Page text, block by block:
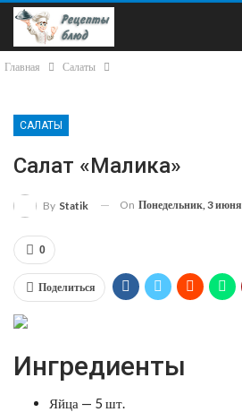
Главная Салаты
САЛАТЫ
Салат «Малика»
By Statik On Понедельник, 3 июня
0
Поделиться
Ингредиенты
Яйца — 5 шт.